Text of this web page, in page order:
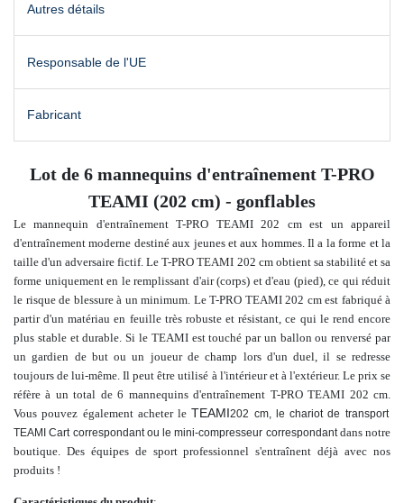
Autres détails
Responsable de l'UE
Fabricant
Lot de 6 mannequins d'entraînement T-PRO
TEAMI (202 cm) - gonflables
Le mannequin d'entraînement T-PRO TEAMI 202 cm est un appareil
d'entraînement moderne destiné aux jeunes et aux hommes. Il a la forme et la
taille d'un adversaire fictif. Le T-PRO TEAMI 202 cm obtient sa stabilité et sa
forme uniquement en le remplissant d'air (corps) et d'eau (pied), ce qui réduit
le risque de blessure à un minimum. Le T-PRO TEAMI 202 cm est fabriqué à
partir d'un matériau en feuille très robuste et résistant, ce qui le rend encore
plus stable et durable. Si le TEAMI est touché par un ballon ou renversé par
un gardien de but ou un joueur de champ lors d'un duel, il se redresse
toujours de lui-même. Il peut être utilisé à l'intérieur et à l'extérieur. Le prix se
réfère à un total de 6 mannequins d'entraînement T-PRO TEAMI 202 cm.
Vous pouvez également acheterle TEAMI202 cm, le chariot de transport
TEAMI Cart correspondant ou le mini-compresseur correspondantdans notre
boutique. Des équipes de sport professionnel s'entraînent déjà avec nos
produits !